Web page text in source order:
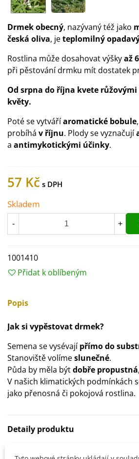
Drmek obecný, nazývaný též jako
česká oliva, jeteplomilný
Rostlina může dosahovat výškyaž
při pěstování drmku mít dostatek
Od srpna do října kvete
květy.
Poté se vytváříaromatické bobule
probíhá v říjnu. Plody se vyznačují
a antimykotickými účinky.
57 Kč
Skladem
- +
1001410
Přidat k oblíbeným
Popis
Jak si vypěstovat drmek?
Semena se vysévajípřímo do
Stanoviště volímeslunečné.
Půda by měla býtdobře propustná,
V našich klimatických podmínkách
jako přenosná či pokojová rostlina.
Detaily produktu